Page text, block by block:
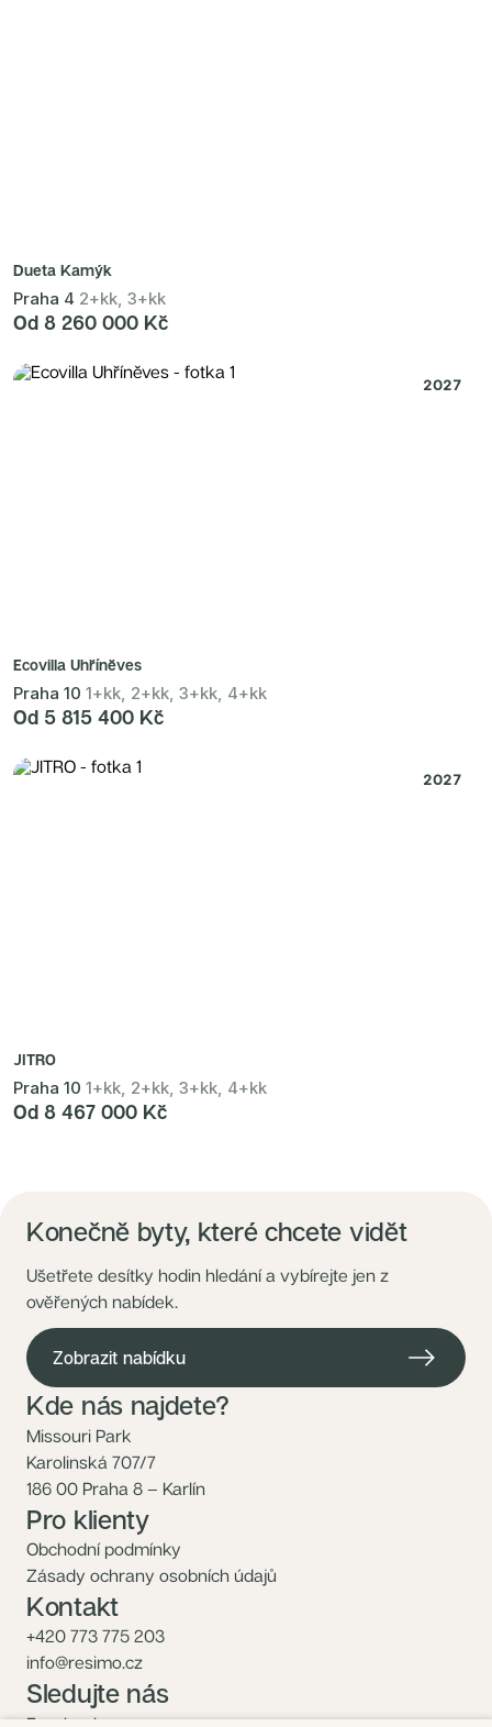
Dueta Kamýk
Praha 4 2+kk, 3+kk
Od 8 260 000 Kč
2027
Ecovilla Uhříněves
Praha 10 1+kk, 2+kk, 3+kk, 4+kk
Od 5 815 400 Kč
2027
JITRO
Praha 10 1+kk, 2+kk, 3+kk, 4+kk
Od 8 467 000 Kč
Konečně byty, které chcete vidět
Ušetřete desítky hodin hledání a vybírejte jen z
ověřených nabídek.
Zobrazit nabídku
Kde nás najdete?
Missouri Park
Karolinská 707/7
186 00 Praha 8 – Karlín
Pro klienty
Obchodní podmínky
Zásady ochrany osobních údajů
Kontakt
+420 773 775 203
info@resimo.cz
Sledujte nás